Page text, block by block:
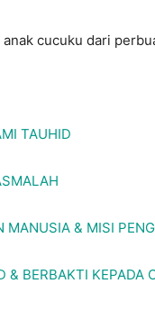
anak cucuku dari
TAUHID
MANUSIA & MISI
& BERBAKTI KEPADA